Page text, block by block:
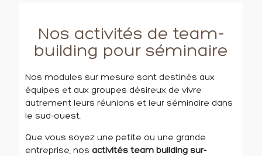
Nos activités de team-
building pour séminaire
Nos modules sur mesure sont destinés aux
équipes et aux groupes désireux de vivre
autrement leurs réunions et leur séminaire dans
le sud-ouest.
Que vous soyez une petite ou une grande
entreprise, nos activités team building sur-